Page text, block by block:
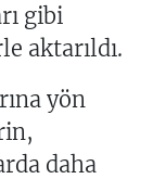
gibi
aktarıldı.
yön
daha